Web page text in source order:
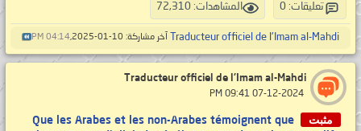
تعليقات: 0 المشاهدات: 72,310
Traducteur officiel de l'Imam al-Mahdi آخر مشاركة: 10-01-2025, 04:14 PM
Traducteur officiel de l'Imam al-Mahdi
مثبت
Que les Arabes et les non-Arabes témoignent que